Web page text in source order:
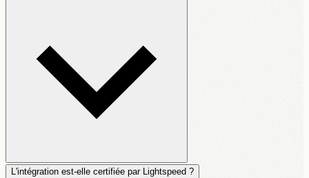
L'intégration est-elle certifiée par Lightspeed ?